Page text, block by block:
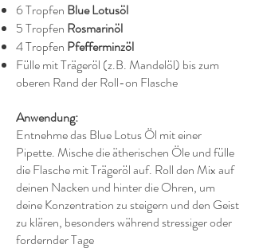
6 Tropfen Blue Lotusöl
5 Tropfen Rosmarinöl
4 Tropfen Pfefferminzöl
Fülle mit Trägeröl (z.B. Mandelöl) bis zum
oberen Rand der Roll-on Flasche
Anwendung:
Entnehme das Blue Lotus Öl mit einer
Pipette. Mische die ätherischen Öle und fülle
die Flasche mit Trägeröl auf. Roll den Mix auf
deinen Nacken und hinter die Ohren, um
deine Konzentration zu steigern und den Geist
zu klären, besonders während stressiger oder
fordernder Tage